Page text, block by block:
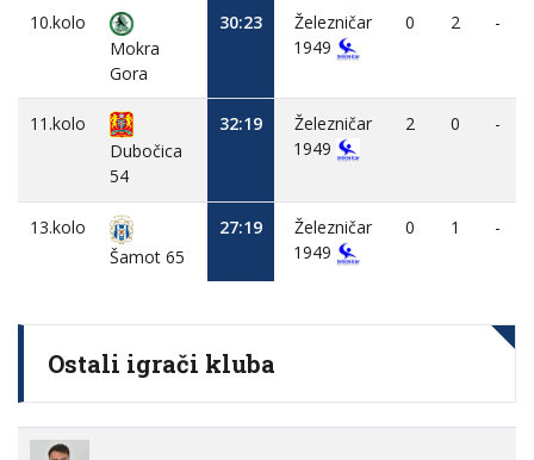
10.kolo
Mokra
Gora
30:23
Železničar
1949
0 2 -
11.kolo
Dubočica
54
32:19
Železničar
1949
2 0 -
13.kolo
Šamot 65
27:19
Železničar
1949
0 1 -
Ostali igrači kluba